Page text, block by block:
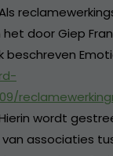
door Giep
beschreven
wordt
associaties